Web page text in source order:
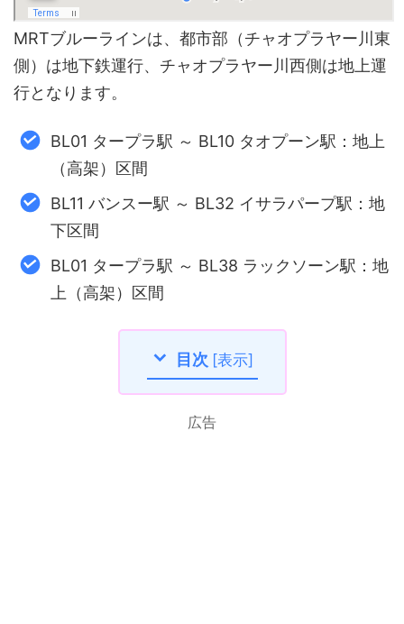
MRTブルーラインは、都市部（チャオプラヤー川東
側）は地下鉄運行、チャオプラヤー川西側は地上運
行となります。
BL01 タープラ駅 ～ BL10 タオプーン駅：地上
（高架）区間
BL11 バンスー駅 ～ BL32 イサラパープ駅：地
下区間
BL01 タープラ駅 ～ BL38 ラックソーン駅：地
上（高架）区間
目次 [表示]
広告